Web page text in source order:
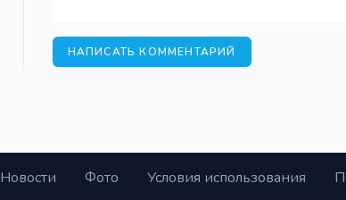
НАПИСАТЬ КОММЕНТАРИЙ
Новости Фото Условия использования